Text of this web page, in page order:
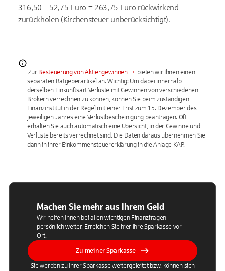
316,50 – 52,75 Euro = 263,75 Euro rückwirkend
zurückholen (Kirchensteuer unberücksichtigt).
Zur Besteuerung von Aktiengewinnen
bieten wir Ihnen einen
separaten Ratgeberartikel an. Wichtig: Um dabei innerhalb
derselben Einkunftsart Verluste mit Gewinnen von verschiedenen
Brokern verrechnen zu können, können Sie beim zuständigen
Finanzinstitut in der Regel mit einer Frist zum 15. Dezember des
jeweiligen Jahres eine Verlustbescheinigung beantragen. Oft
erhalten Sie auch automatisch eine Übersicht, in der Gewinne und
Verluste bereits verrechnet sind. Die Daten daraus übernehmen Sie
dann in ihrer Einkommensteuererklärung in die Anlage KAP.
Machen Sie mehr aus Ihrem Geld
Wir helfen Ihnen bei allen wichtigen Finanzfragen
persönlich weiter. Erreichen Sie hier Ihre Sparkasse vor
Ort.
Zu meiner Sparkasse
Sie werden zu Ihrer Sparkasse weitergeleitet bzw. können sich